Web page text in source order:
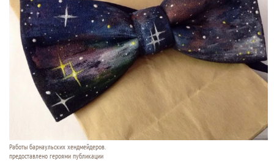
Работы барнаульских хендмейдеров.
предоставлено героями публикации